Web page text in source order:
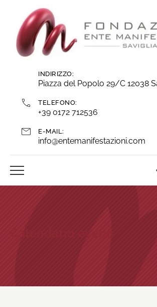
contenuti
INDIRIZZO:
Piazza del Popolo 29/C 12038
TELEFONO:
+39 0172 712536
E-MAIL:
info@entemanifestazioni.com